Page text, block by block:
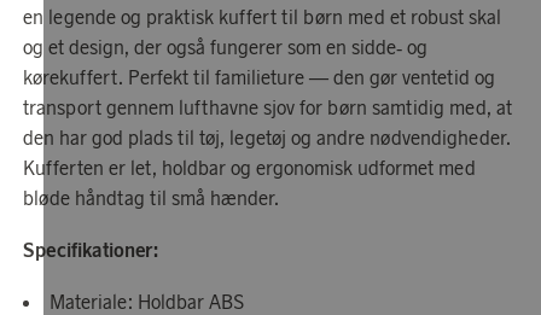
en legende og praktisk kuffert til børn med et robust skal
og et design, der også fungerer som en sidde‑ og
kørekuffert. Perfekt til familieture — den gør ventetid og
transport gennem lufthavne sjov for børn samtidig med, at
den har god plads til tøj, legetøj og andre nødvendigheder.
Kufferten er let, holdbar og ergonomisk udformet med
bløde håndtag til små hænder.
Specifikationer:
Materiale: Holdbar ABS